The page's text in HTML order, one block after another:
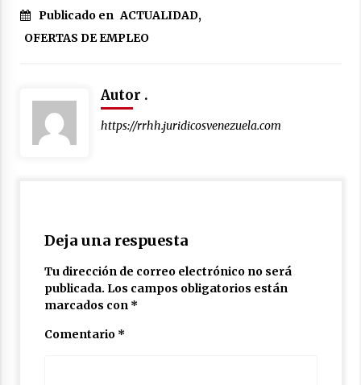
Publicado en ACTUALIDAD,
OFERTAS DE EMPLEO
Autor .
https://rrhh.juridicosvenezuela.com
Deja una respuesta
Tu dirección de correo electrónico no será
publicada. Los campos obligatorios están
marcados con *
Comentario *